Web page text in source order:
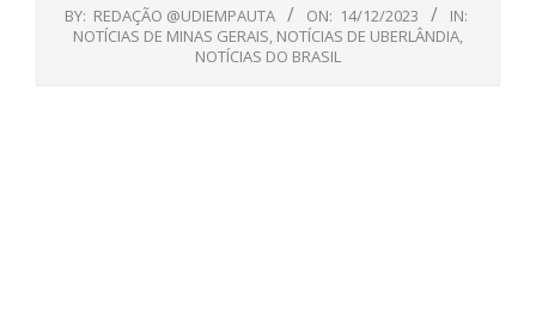
BY: REDAÇÃO @UDIEMPAUTA ON: 14/12/2023
IN:
NOTÍCIAS DE MINAS GERAIS, NOTÍCIAS DE UBERLÂNDIA,
NOTÍCIAS DO BRASIL